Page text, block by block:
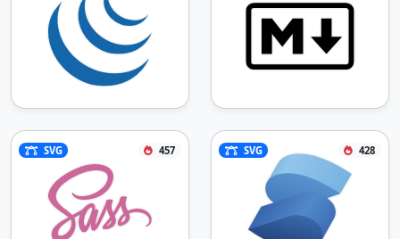
SVG 457 SVG 428